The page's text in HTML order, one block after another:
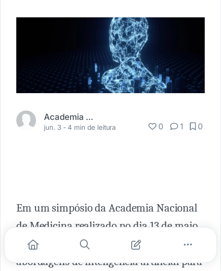
Academia Médica
jun. 3 -4 min de leitura 0 1 0
Em um simpósio da Academia Nacional
de Medicina realizado no dia 13 de maio
de 2021, inúmeras expectativas e
abordagens de inteligência artificial para